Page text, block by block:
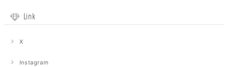
Link
X
Instagram